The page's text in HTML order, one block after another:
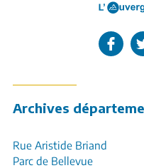
Archives
Rue Aristide Briand
Parc de Bellevue